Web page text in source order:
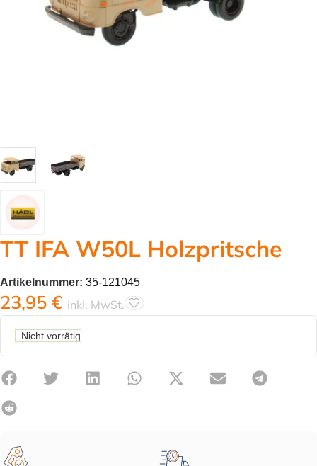
TT IFA W50L Holzpritsche
Artikelnummer: 35-121045
23,95 € inkl. MwSt.
Nicht vorrätig